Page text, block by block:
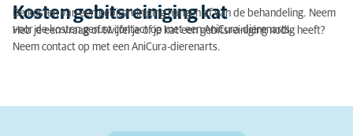
Kosten gebitsreiniging kat
De kosten van een gebitsreiniging hangen af van de behandeling. Neem
voor de kosten gerust contact op met een AniCura-dierenarts.
Heb je een vraag of twijfel je of je kat een gebitsreiniging nodig heeft?
Neem contact op met een AniCura-dierenarts.